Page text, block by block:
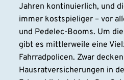
Jahren kontinuierlich, und
immer kostspieliger – vor
und Pedelec-Booms. Um
gibt es mittlerweile eine
Fahrradpolicen. Zwar
Hausratversicherungen in